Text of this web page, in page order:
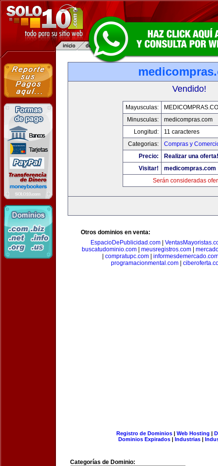
Vendido!
Mayusculas:
Minusculas:
medicompras.com
Longitud:
11 caracteres
Categorias:
Compras y
Precio:
Realizar una oferta!
Visitar!
medicompras.com
Serán consideradas
Otros dominios en venta:
EspacioDePublicidad.com
buscatudominio.com
meusregistros.com
compratupc.com
programacionmental.com|
Registro de Dominios| Web Hosting |
Dominios Expirados | Industrias |
Categorías de Dominio: